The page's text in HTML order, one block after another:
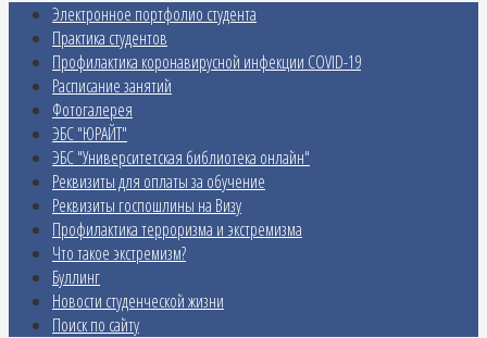
Электронное портфолио студента
Практика студентов
Профилактика коронавирусной инфекции COVID-19
Расписание занятий
Фотогалерея
ЭБС "ЮРАЙТ"
ЭБС "Университетская библиотека онлайн"
Реквизиты для оплаты за обучение
Реквизиты госпошлины на Визу
Профилактика терроризма и экстремизма
Что такое экстремизм?
Буллинг
Новости студенческой жизни
Поиск по сайту